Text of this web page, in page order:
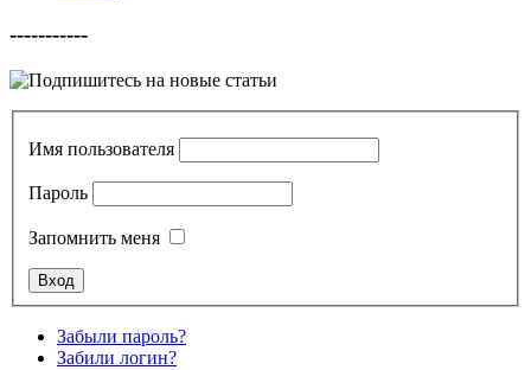
-----------
Имя пользователя
Пароль
Запомнить меня
Забыли пароль?
Забили логин?